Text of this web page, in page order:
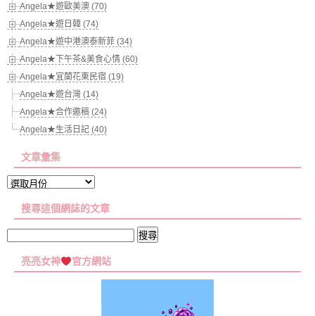
Angela★遊歐美澳 (70)
Angela★遊日韓 (74)
Angela★遊中港澳泰新菲 (34)
Angela★下午茶&美食心情 (60)
Angela★宜蘭花東民宿 (19)
Angela★遊台灣 (14)
Angela★合作邀稿 (24)
Angela★生活日記 (40)
文章彙集
文
彙
搜尋這個網誌的文章
關
亮亮女神 官方網站